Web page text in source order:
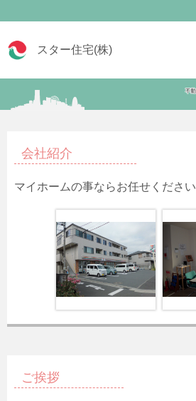
スター住宅(株)
会社紹介
マイホームの事ならお任せください
ご挨拶